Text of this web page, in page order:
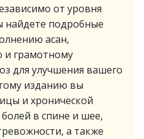
от уровня
найдете подробные
асан,
и грамотному
для улучшения вашего
изданию вы
и хронической
в спине и шее,
а также